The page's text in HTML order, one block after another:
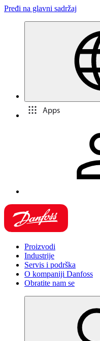
Pređi na glavni sadržaj
Apps
Proizvodi
Industrije
Servis i podrška
O kompaniji Danfoss
Obratite nam se